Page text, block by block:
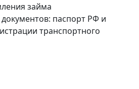
займа
паспорт РФ и
транспортного